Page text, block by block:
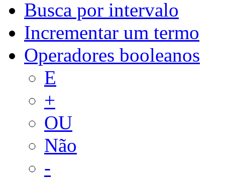
Busca por intervalo
Incrementar um termo
Operadores booleanos
E
+
OU
Não
-